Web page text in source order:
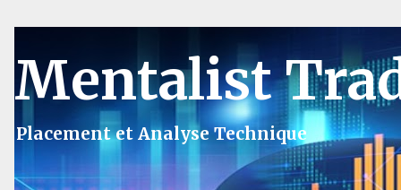
Mentalist
Placement et Analyse Technique